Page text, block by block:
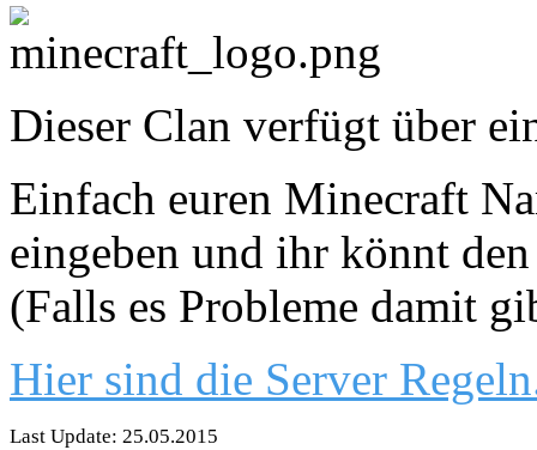
Dieser Clan verfügt über
Einfach euren Minecraft
eingeben und ihr könnt
(Falls es Probleme damit
Hier sind die Server
Last Update: 25.05.2015